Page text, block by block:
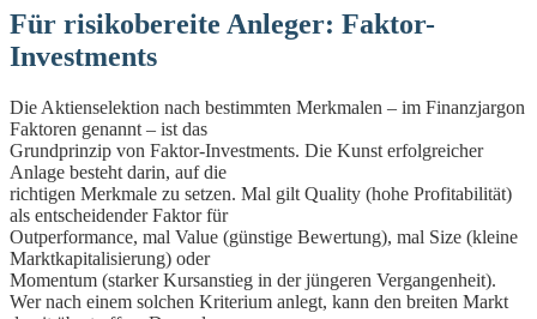
Für risikobereite Anleger: Faktor-
Investments
Die Aktienselektion nach bestimmten Merkmalen – im Finanzjargon
Faktoren genannt – ist das
Grundprinzip von Faktor-Investments. Die Kunst erfolgreicher
Anlage besteht darin, auf die
richtigen Merkmale zu setzen. Mal gilt Quality (hohe Profitabilität)
als entscheidender Faktor für
Outperformance, mal Value (günstige Bewertung), mal Size (kleine
Marktkapitalisierung) oder
Momentum (starker Kursanstieg in der jüngeren Vergangenheit).
Wer nach einem solchen Kriterium anlegt, kann den breiten Markt